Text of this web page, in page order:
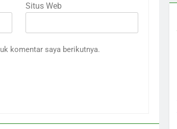
Situs Web
komentar saya berikutnya.